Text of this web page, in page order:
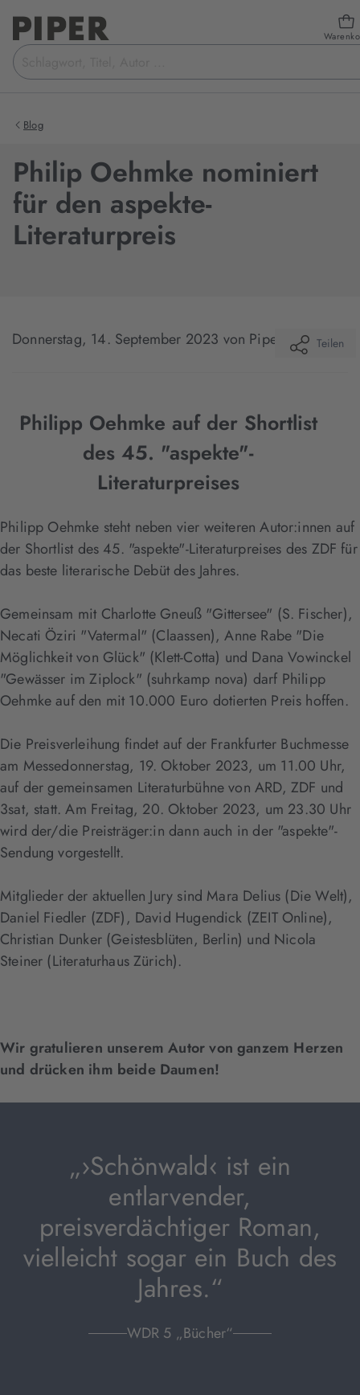
Suchbegriff
eingeben
Blog
Philip Oehmke nominiert
für den aspekte-
Literaturpreis
Donnerstag, 14. September 2023 von Piper VerlagTeilen
Philipp Oehmke auf der Shortlist
des 45. "aspekte"-
Literaturpreises
Philipp Oehmke steht neben vier weiteren Autor:innen auf
der Shortlist des 45. "aspekte"-Literaturpreises des ZDF für
das beste literarische Debüt des Jahres.
Gemeinsam mit Charlotte Gneuß "Gittersee" (S. Fischer),
Necati Öziri "Vatermal" (Claassen), Anne Rabe "Die
Möglichkeit von Glück" (Klett-Cotta) und Dana Vowinckel
"Gewässer im Ziplock" (suhrkamp nova) darf Philipp
Oehmke auf den mit 10.000 Euro dotierten Preis hoffen.
Die Preisverleihung findet auf der Frankfurter Buchmesse
am Messedonnerstag, 19. Oktober 2023, um 11.00 Uhr,
auf der gemeinsamen Literaturbühne von ARD, ZDF und
3sat, statt. Am Freitag, 20. Oktober 2023, um 23.30 Uhr
wird der/die Preisträger:in dann auch in der "aspekte"-
Sendung vorgestellt.
Mitglieder der aktuellen Jury sind Mara Delius (Die Welt),
Daniel Fiedler (ZDF), David Hugendick (ZEIT Online),
Christian Dunker (Geistesblüten, Berlin) und Nicola
Steiner (Literaturhaus Zürich).
Wir gratulieren unserem Autor von ganzem Herzen
und drücken ihm beide Daumen!
„›Schönwald‹ ist ein
entlarvender,
preisverdächtiger Roman,
vielleicht sogar ein Buch des
Jahres.“
WDR 5 „Bücher“